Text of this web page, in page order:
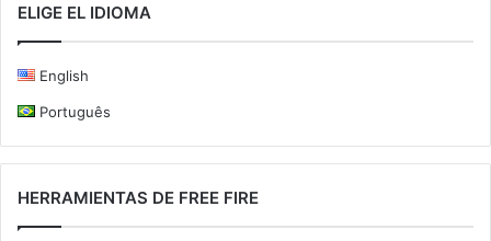
ELIGE EL IDIOMA
English
Português
HERRAMIENTAS DE FREE FIRE